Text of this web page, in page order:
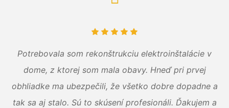
Potrebovala som rekonštrukciu elektroinštalácie v
dome, z ktorej som mala obavy. Hneď pri prvej
obhliadke ma ubezpečili, že všetko dobre dopadne a
tak sa aj stalo. Sú to skúsení profesionáli. Ďakujem a